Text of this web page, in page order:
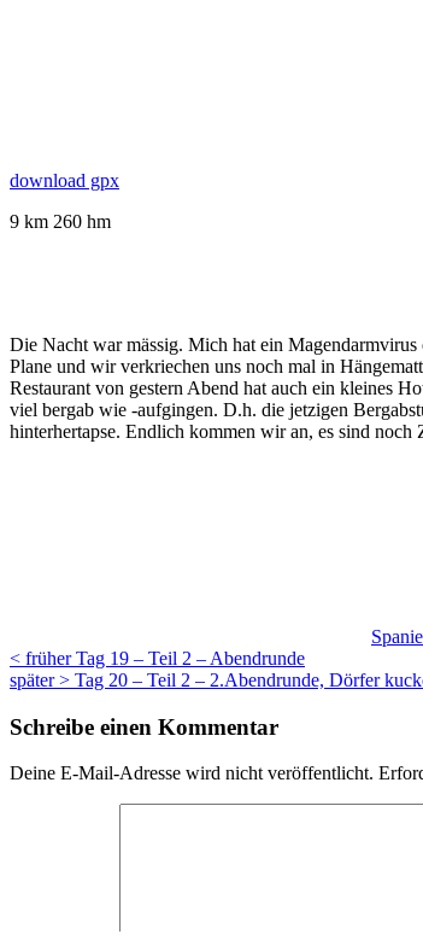
download gpx
9 km 260 hm
Die Nacht war mässig. Mich hat ein
Plane und wir verkriechen uns noch mal in
Restaurant von gestern Abend hat auch ein kleines
viel bergab wie -aufgingen. D.h. die jetzigen
hinterhertapse. Endlich kommen wir an, es sind
Beitragsnavigation
Vorheriger
Beitrag
< früher Tag 19 – Teil 2 – Abendrunde
Nächster
später > Tag 20 – Teil 2 – 2.Abendrunde, Dörfer
Schreibe einen Kommentar
Deine E-Mail-Adresse wird nicht veröffentlicht.